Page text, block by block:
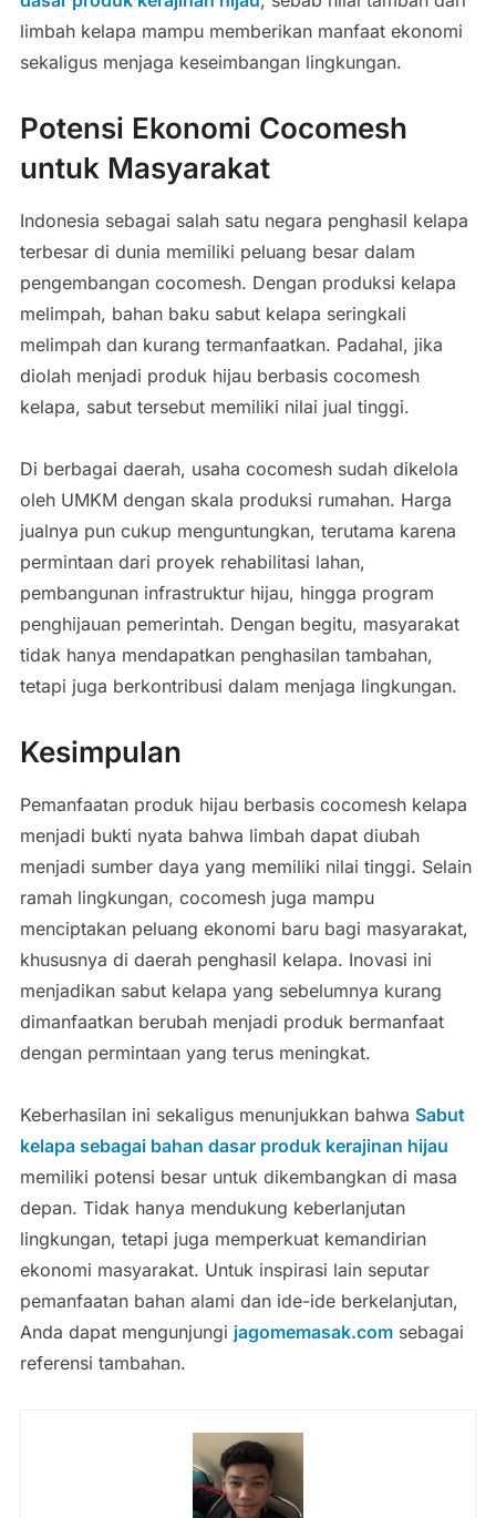
limbah kelapa mampu memberikan manfaat ekonomi
sekaligus menjaga keseimbangan lingkungan.
Potensi Ekonomi Cocomesh
untuk Masyarakat
Indonesia sebagai salah satu negara penghasil kelapa
terbesar di dunia memiliki peluang besar dalam
pengembangan cocomesh. Dengan produksi kelapa
melimpah, bahan baku sabut kelapa seringkali
melimpah dan kurang termanfaatkan. Padahal, jika
diolah menjadi produk hijau berbasis cocomesh
kelapa, sabut tersebut memiliki nilai jual tinggi.
Di berbagai daerah, usaha cocomesh sudah dikelola
oleh UMKM dengan skala produksi rumahan. Harga
jualnya pun cukup menguntungkan, terutama karena
permintaan dari proyek rehabilitasi lahan,
pembangunan infrastruktur hijau, hingga program
penghijauan pemerintah. Dengan begitu, masyarakat
tidak hanya mendapatkan penghasilan tambahan,
tetapi juga berkontribusi dalam menjaga lingkungan.
Kesimpulan
Pemanfaatan produk hijau berbasis cocomesh kelapa
menjadi bukti nyata bahwa limbah dapat diubah
menjadi sumber daya yang memiliki nilai tinggi. Selain
ramah lingkungan, cocomesh juga mampu
menciptakan peluang ekonomi baru bagi masyarakat,
khususnya di daerah penghasil kelapa. Inovasi ini
menjadikan sabut kelapa yang sebelumnya kurang
dimanfaatkan berubah menjadi produk bermanfaat
dengan permintaan yang terus meningkat.
Keberhasilan ini sekaligus menunjukkan bahwa Sabut
kelapa sebagai bahan dasar produk kerajinan hijau
memiliki potensi besar untuk dikembangkan di masa
depan. Tidak hanya mendukung keberlanjutan
lingkungan, tetapi juga memperkuat kemandirian
ekonomi masyarakat. Untuk inspirasi lain seputar
pemanfaatan bahan alami dan ide-ide berkelanjutan,
Anda dapat mengunjungi jagomemasak.comsebagai
referensi tambahan.